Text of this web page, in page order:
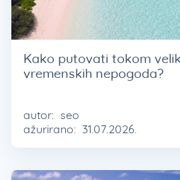
Kako putovati tokom
vremenskih nepogoda?
autor: seo
ažurirano: 31.07.2026.